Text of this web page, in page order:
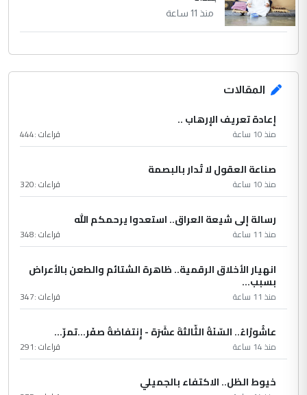
منذ 11 ساعة
المقالات
إعادة تعريف الإرهاب ..
منذ 10 ساعة قراءات :444
صناعة العقول لا تُدار بالبصمة
منذ 10 ساعة قراءات :320
رسالة إلى شيعة العراق.. استعدوا يرحمكم الله
منذ 11 ساعة قراءات :348
انهيار الأخلاق الرقمية.. ظاهرة الشتائم والطعن بالأعراض
بسبب...
منذ 11 ساعة قراءات :347
عاشُورْاءُ.. السّنَةُ الثّالثةَ عشَرَة - إِنتفاضةُ صفَر…تمرّ...
منذ 14 ساعة قراءات :291
خيوط الظل.. الاكتفاء بالجميلي